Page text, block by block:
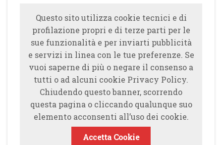
Questo sito utilizza cookie tecnici e di
profilazione propri e di terze parti per le
sue funzionalità e per inviarti pubblicità
e servizi in linea con le tue preferenze. Se
vuoi saperne di più o negare il consenso a
tutti o ad alcuni cookie Privacy Policy.
Chiudendo questo banner, scorrendo
questa pagina o cliccando qualunque suo
elemento acconsenti all’uso dei cookie.
Accetta Cookie